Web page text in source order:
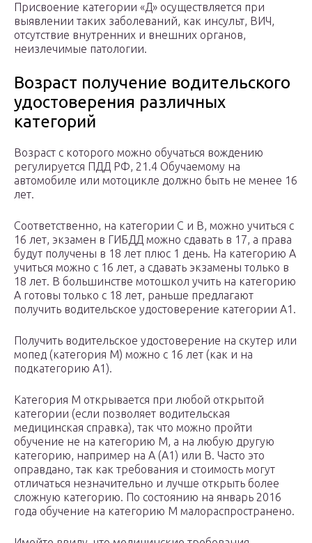
Присвоение категории «Д» осуществляется при
выявлении таких заболеваний, как инсульт, ВИЧ,
отсутствие внутренних и внешних органов,
неизлечимые патологии.
Возраст получение водительского
удостоверения различных
категорий
Возраст с которого можно обучаться вождению
регулируется ПДД РФ, 21.4 Обучаемому на
автомобиле или мотоцикле должно быть не менее 16
лет.
Соответственно, на категории C и B, можно учиться с
16 лет, экзамен в ГИБДД можно сдавать в 17, а права
будут получены в 18 лет плюс 1 день. На категорию A
учиться можно с 16 лет, а сдавать экзамены только в
18 лет. В большинстве мотошкол учить на категорию
A готовы только с 18 лет, раньше предлагают
получить водительское удостоверение категории A1.
Получить водительское удостоверение на скутер или
мопед (категория M) можно с 16 лет (как и на
подкатегорию A1).
Категория M открывается при любой открытой
категории (если позволяет водительская
медицинская справка), так что можно пройти
обучение не на категорию M, а на любую другую
категорию, например на A (A1) или B. Часто это
оправдано, так как требования и стоимость могут
отличаться незначительно и лучше открыть более
сложную категорию. По состоянию на январь 2016
года обучение на категорию M малораспространено.